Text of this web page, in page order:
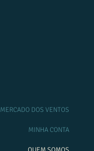
MERCADO DOS VENTOS
MINHA CONTA